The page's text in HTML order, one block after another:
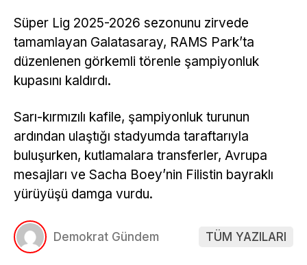
Süper Lig 2025-2026 sezonunu zirvede
tamamlayan Galatasaray, RAMS Park’ta
düzenlenen görkemli törenle şampiyonluk
kupasını kaldırdı.
Sarı-kırmızılı kafile, şampiyonluk turunun
ardından ulaştığı stadyumda taraftarıyla
buluşurken, kutlamalara transferler, Avrupa
mesajları ve Sacha Boey’nin Filistin bayraklı
yürüyüşü damga vurdu.
Demokrat Gündem TÜM YAZILARI